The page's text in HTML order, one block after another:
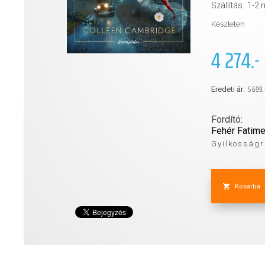
Szállítás: 1-2
Készleten
4 274.-
Eredeti ár: 5 699.-
Fordító:
Fehér Fatime
Kosárba